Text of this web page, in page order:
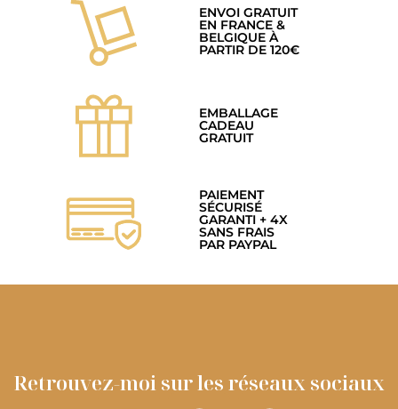
ENVOI GRATUIT
EN FRANCE &
BELGIQUE À
PARTIR DE 120€
EMBALLAGE
CADEAU
GRATUIT
PAIEMENT
SÉCURISÉ
GARANTI + 4X
SANS FRAIS
PAR PAYPAL
Retrouvez-moi sur les réseaux sociaux